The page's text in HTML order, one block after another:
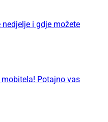
i gdje možete
Potajno vas